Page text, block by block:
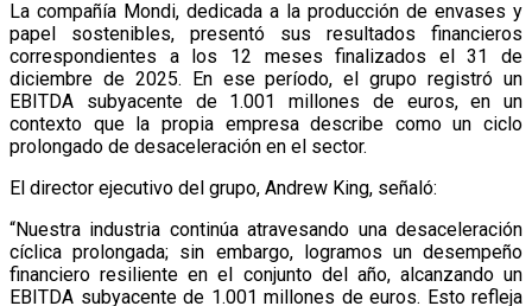
La compañía Mondi, dedicada a la producción de envases y
papel sostenibles, presentó sus resultados financieros
correspondientes a los 12 meses finalizados el 31 de
diciembre de 2025. En ese período, el grupo registró un
EBITDA subyacente de 1.001 millones de euros, en un
contexto que la propia empresa describe como un ciclo
prolongado de desaceleración en el sector.
El director ejecutivo del grupo, Andrew King, señaló:
“Nuestra industria continúa atravesando una desaceleración
cíclica prolongada; sin embargo, logramos un desempeño
financiero resiliente en el conjunto del año, alcanzando un
EBITDA subyacente de 1.001 millones de euros. Esto refleja